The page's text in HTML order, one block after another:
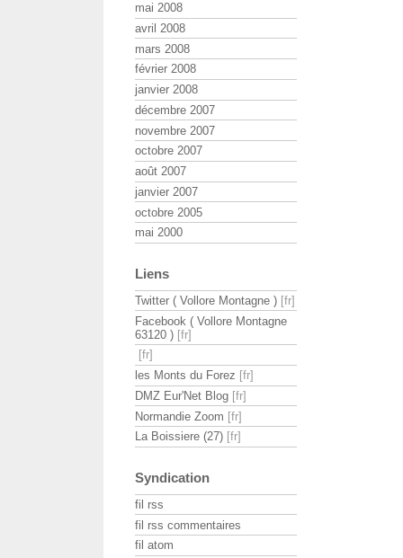
mai 2008
avril 2008
mars 2008
février 2008
janvier 2008
décembre 2007
novembre 2007
octobre 2007
août 2007
janvier 2007
octobre 2005
mai 2000
Liens
Twitter ( Vollore Montagne )
Facebook ( Vollore Montagne
63120 )
les Monts du Forez
DMZ Eur'Net Blog
Normandie Zoom
La Boissiere (27)
Syndication
fil rss
fil rss commentaires
fil atom